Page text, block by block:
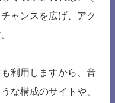
ャンスを広げ、アク
利用しますから、音
な構成のサイトや、